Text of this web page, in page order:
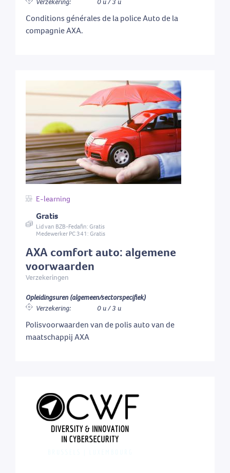
Conditions générales de la police Auto de la
compagnie AXA.
AXA comfort auto: algemene
voorwaarden
Verzekeringen
Opleidingsuren (algemeen/sectorspecifiek)
Verzekering:
0 u / 3 u
Polisvoorwaarden van de polis auto van de
maatschappij AXA
E-learning
Gratis
Lid van BZB-Fedafin: Gratis
Medewerker PC 341: Gratis